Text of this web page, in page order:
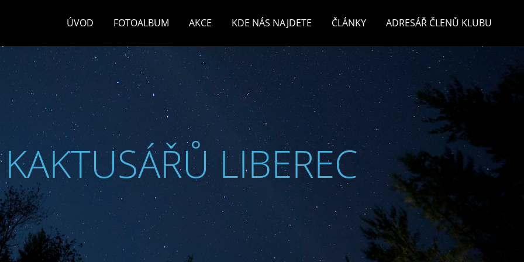
ÚVOD FOTOALBUM AKCE KDE NÁS NAJDETE ČLÁNKY ADRESÁŘ ČLENŮ KLUBU
LIBEREC